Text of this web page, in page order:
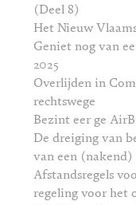
(Deel 8)
Het Nieuw
Geniet nog van
2025
Overlijden in
rechtswege
Bezint eer ge
De dreiging van
van een
Afstandsregels
regeling voor het